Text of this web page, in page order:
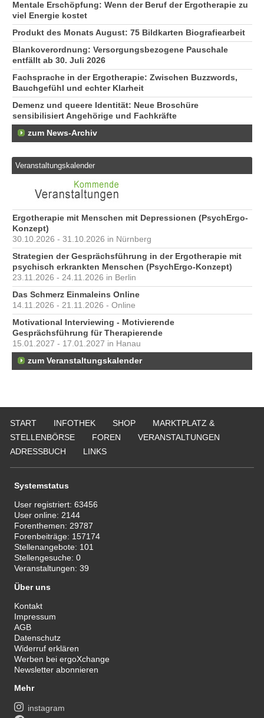
Mentale Erschöpfung: Wenn der Beruf der Ergotherapie zu
viel Energie kostet
Produkt des Monats August: 75 Bildkarten Biografiearbeit
Blankoverordnung: Versorgungsbezogene Pauschale
entfällt ab 30. Juli 2026
Fachsprache in der Ergotherapie: Zwischen Buzzwords,
Bauchgefühl und echter Klarheit
Demenz und queere Identität: Neue Broschüre
sensibilisiert Angehörige und Fachkräfte
zum News-Archiv
Veranstaltungskalender
Ergotherapie mit Menschen mit Depressionen (PsychErgo-
Konzept)
30.10.2026 - 31.10.2026 in Nürnberg
Strategien der Gesprächsführung in der Ergotherapie mit
psychisch erkrankten Menschen (PsychErgo-Konzept)
23.11.2026 - 24.11.2026 in Berlin
Das Schmerz Einmaleins Online
14.11.2026 - 21.11.2026 - Online
Motivational Interviewing - Motivierende
Gesprächsführung für Therapierende
15.01.2027 - 17.01.2027 in Hanau
zum Veranstaltungskalender
START INFOTHEK SHOP
MARKTPLATZ &
STELLENBÖRSE
FOREN
VERANSTALTUNGEN
ADRESSBUCH
LINKS
Systemstatus
User registriert:63456
User online: 2144
Forenthemen: 29787
Forenbeiträge: 157174
Stellenangebote: 101
Stellengesuche:0
Veranstaltungen:39
Über uns
Kontakt
Impressum
AGB
Datenschutz
Widerruf erklären
Werben bei ergoXchange
Newsletter abonnieren
Mehr
instagram